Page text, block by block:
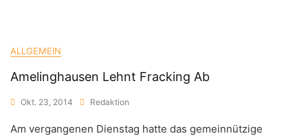
ALLGEMEIN
Amelinghausen Lehnt Fracking Ab
Okt. 23, 2014 Redaktion
Am vergangenen Dienstag hatte das gemeinnützige